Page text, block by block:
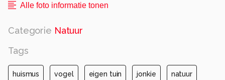
Alle foto informatie tonen
Categorie Natuur
Tags
huismus vogel eigen tuin jonkie natuur